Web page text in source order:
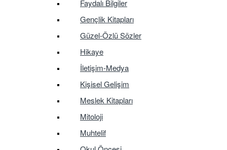
Faydalı Bilgiler
Gençlik Kitapları
Güzel-Özlü Sözler
Hikaye
İletişim-Medya
Kişisel Gelişim
Meslek Kitapları
Mitoloji
Muhtelif